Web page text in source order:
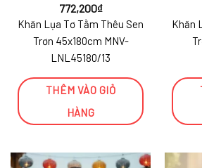
772,200₫
Khăn Lụa Tơ Tằm Thêu Sen
Trơn 45x180cm MNV-
LNL45180/13
THÊM VÀO GIỎ
HÀNG
Khăn